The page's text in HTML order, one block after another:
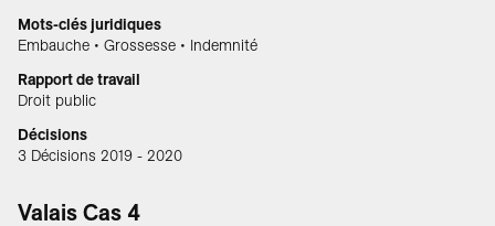
Mots-clés juridiques
Embauche • Grossesse • Indemnité
Rapport de travail
Droit public
Décisions
3 Décisions 2019 - 2020
Valais Cas 4